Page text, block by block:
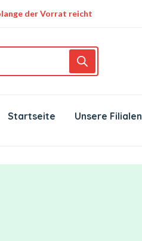
der Vorrat reicht
Startseite Unsere Filialen